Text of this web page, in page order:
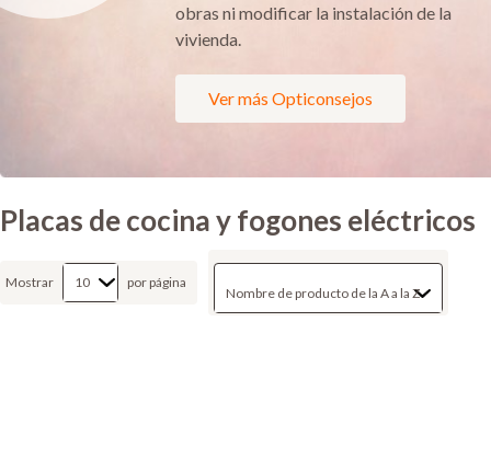
obras ni modificar la instalación de la
vivienda.
Ver más Opticonsejos
Placas de cocina y fogones eléctricos
Mostrar por página